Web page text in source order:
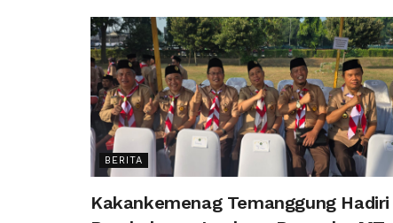
BERITA
Kakankemenag Temanggung Hadiri